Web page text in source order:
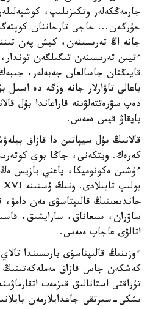
جارمەڭكەلەر وتكىزىلىپ،
جۇرگەن... حاجى تارحاننان
جانە اڭ تەرىسىنەن، كيش پەن
ءتيىن تەرىسىنەن تىگىلگەن
قايىڭنان جاسالعان جەبەلەر، جىبەك
باعالى تاۋارلار جانە وزگە دە
دەپ سۋرەتتەلۋىنە قاراعاندا بۇل
بايقاۋ قيىن ەمەس.
قالانىڭ بۇل سيپاتىن دا قازاق
كەرەك. ويتكەنى، جاڭا بوي
ءۇشىن ەكونوميكا، ياعني بازيس
حاندىعىنىڭ قالىپتاسۋى مەن
ساۋران، سىعاناق، سارايشىق،
اتالۋى عاجاپ ەمەس.
ءوزىنىڭ قالىپتاسۋى بارىسىندا
كەشكەن جاس قازاق مەملەكەتىنىڭ
تۇراقتى استانالىق قىزمەت
ىشكى-سىرتقى جاعدايلارمەن